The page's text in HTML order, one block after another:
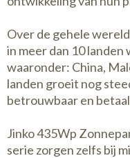
Over de gehele
in meer dan 10
waaronder: China,
landen groeit nog
betrouwbaar en
Jinko 435Wp
serie zorgen zelfs bij